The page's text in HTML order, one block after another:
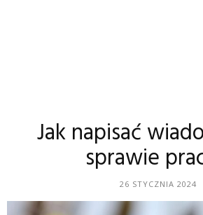
Jak napisać
sprawie
26 STYCZNIA 2024